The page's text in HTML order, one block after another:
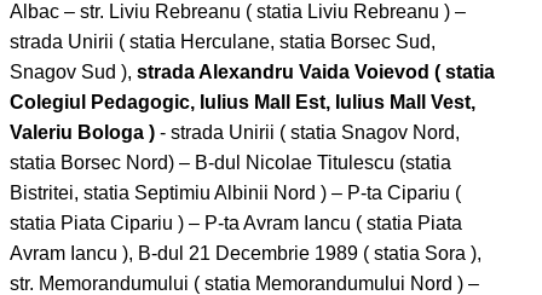
Albac – str. Liviu Rebreanu ( statia Liviu Rebreanu ) –
strada Unirii ( statia Herculane, statia Borsec Sud,
Snagov Sud ), strada Alexandru Vaida Voievod ( statia
Colegiul Pedagogic, Iulius Mall Est, Iulius Mall Vest,
Valeriu Bologa ) - strada Unirii ( statia Snagov Nord,
statia Borsec Nord) – B-dul Nicolae Titulescu (statia
Bistritei, statia Septimiu Albinii Nord ) – P-ta Cipariu (
statia Piata Cipariu ) – P-ta Avram Iancu ( statia Piata
Avram Iancu ), B-dul 21 Decembrie 1989 ( statia Sora ),
str. Memorandumului ( statia Memorandumului Nord ) –